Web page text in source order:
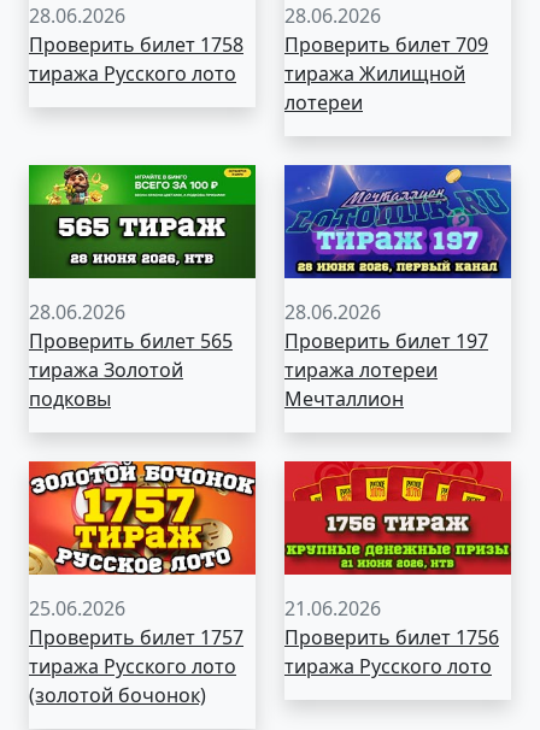
28.06.2026
Проверить билет 1758
тиража Русского лото
28.06.2026
Проверить билет 709
тиража Жилищной
лотереи
28.06.2026
Проверить билет 565
тиража Золотой
подковы
28.06.2026
Проверить билет 197
тиража лотереи
Мечталлион
25.06.2026
Проверить билет 1757
тиража Русского лото
(золотой бочонок)
21.06.2026
Проверить билет 1756
тиража Русского лото